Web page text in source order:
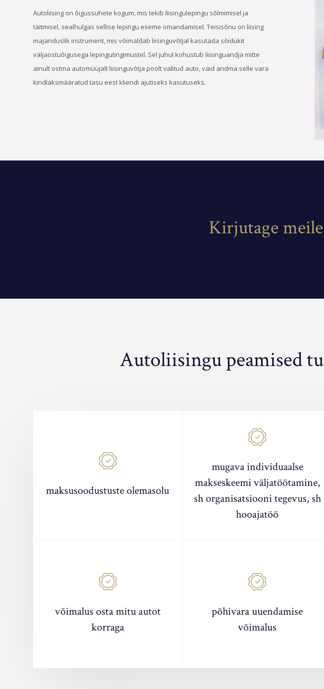
Autoliising on õigussuhete kogum, mis tekib liisingulepingu sõlmimisel ja
täitmisel, sealhulgas sellise lepingu eseme omandamisel. Teisisõnu on liising
majanduslik instrument, mis võimaldab liisinguvõtjal kasutada sõidukit
väljaostuõigusega lepingutingimustel. Sel juhul kohustub liisinguandja mitte
ainult ostma automüüjalt liisinguvõtja poolt valitud auto, vaid andma selle vara
kindlaksmääratud tasu eest kliendi ajutiseks kasutuseks.
Kirjutage meile
Autoliisingu peamised
maksusoodustuste olemasolu
mugava individuaalse
makseskeemi väljatöötamine,
sh organisatsiooni tegevus, sh
hooajatöö
võimalus osta mitu autot
korraga
põhivara uuendamise
võimalus